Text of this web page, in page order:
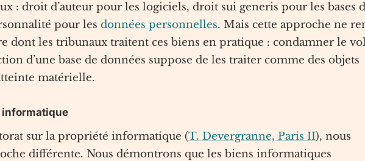
: droit d’auteur pour les logiciels, droit sui generis pour les bases
pour les données personnelles. Mais cette approche ne
dont les tribunaux traitent ces biens en pratique : condamner le vol
d’une base de données suppose de les traiter comme des objets
matérielle.
informatique
sur la propriété informatique (T. Devergranne, Paris II), nous
différente. Nous démontrons que les biens informatiques